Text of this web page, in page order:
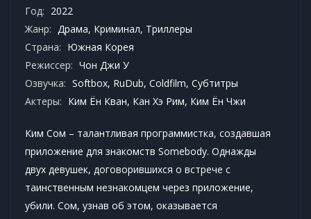
Год: 2022
Жанр: Драма, Криминал, Триллеры
Страна: Южная Корея
Режиссер: Чон Джи У
Озвучка: Softbox, RuDub, Coldfilm, Субтитры
Актеры: Ким Ён Кван, Кан Хэ Рим, Ким Ён Чжи
Ким Сом – талантливая программистка, создавшая
приложение для знакомств Somebody. Однажды
двух девушек, договорившихся о встрече с
таинственным незнакомцем через приложение,
убили. Сом, узнав об этом, оказывается